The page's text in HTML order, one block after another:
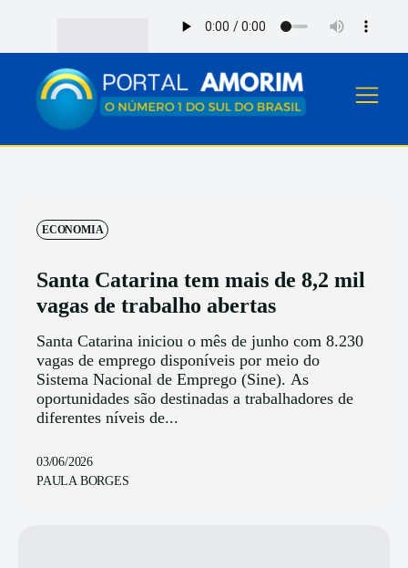
ECONOMIA
Santa Catarina tem mais de 8,2 mil
vagas de trabalho abertas
Santa Catarina iniciou o mês de junho com 8.230
vagas de emprego disponíveis por meio do
Sistema Nacional de Emprego (Sine). As
oportunidades são destinadas a trabalhadores de
diferentes níveis de...
03/06/2026
PAULA BORGES